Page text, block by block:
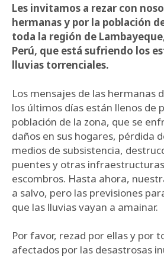
Les invitamos a rezar con
hermanas y por la población
toda la región de
Perú, que está sufriendo los
lluvias torrenciales.
Los mensajes de las hermanas
los últimos días están llenos de
población de la zona, que se
daños en sus hogares, pérdida
medios de subsistencia,
puentes y otras
escombros. Hasta ahora,
a salvo, pero las previsiones
que las lluvias vayan a amainar.
Por favor, rezad por ellas y por
afectados por las desastrosas